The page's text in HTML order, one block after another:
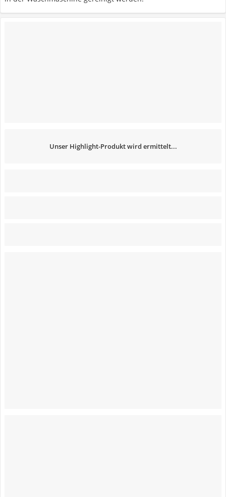
Unser Highlight-Produkt wird ermittelt...